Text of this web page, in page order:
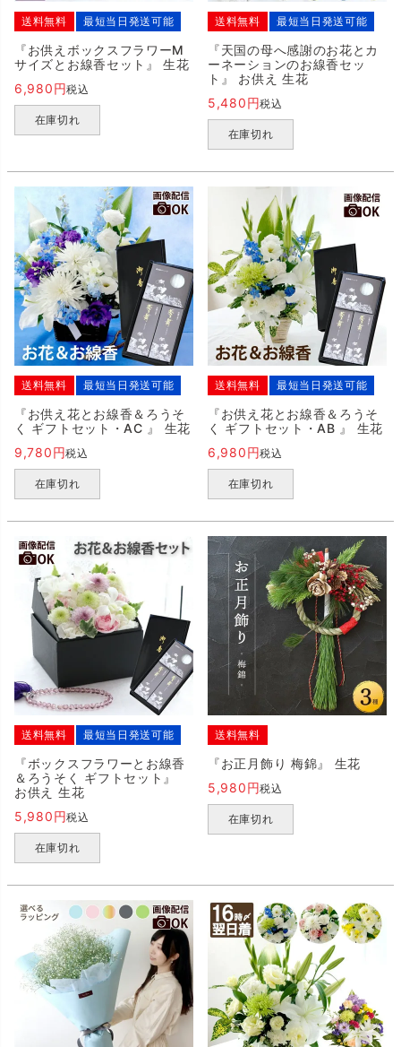
送料無料 最短当日発送可能
『お供えボックスフラワーM
サイズとお線香セット』 生花
6,980
税込
在庫切れ
送料無料 最短当日発送可能
『天国の母へ感謝のお花とカ
ーネーションのお線香セッ
ト』 お供え 生花
5,480
税込
在庫切れ
送料無料 最短当日発送可能
『お供え花とお線香＆ろうそ
く ギフトセット・AC 』 生花
9,780
税込
在庫切れ
送料無料 最短当日発送可能
『お供え花とお線香＆ろうそ
く ギフトセット・AB 』 生花
6,980
税込
在庫切れ
送料無料 最短当日発送可能
『ボックスフラワーとお線香
＆ろうそく ギフトセット』
お供え 生花
5,980
税込
在庫切れ
送料無料
『お正月飾り 梅錦』 生花
5,980
税込
在庫切れ